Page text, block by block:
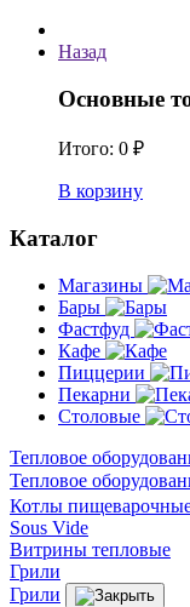
Назад
Основные
Итого: 0 ₽
В корзину
Каталог
Магазины
Бары
Фастфуд
Кафе
Пиццерии
Пекарни
Столовые
Тепловое
Тепловое
Котлы
Sous Vide
Витрины тепловые
Грили
Грили